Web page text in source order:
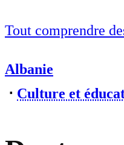
Tout comprendre
Albanie
⋅ Culture et